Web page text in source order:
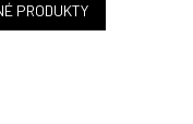
PRODUKTY